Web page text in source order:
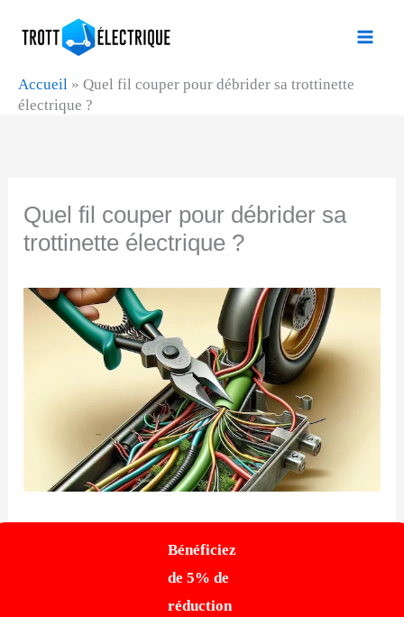
Accueil » Quel fil couper pour débrider sa trottinette
électrique ?
Quel fil couper pour débrider sa
trottinette électrique ?
Bénéficiez
de 5% de
réduction